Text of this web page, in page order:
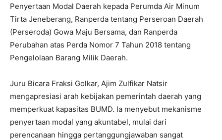
Penyertaan Modal Daerah kepada Perumda Air Minum
Tirta Jeneberang, Ranperda tentang Perseroan Daerah
(Perseroda) Gowa Maju Bersama, dan Ranperda
Perubahan atas Perda Nomor 7 Tahun 2018 tentang
Pengelolaan Barang Milik Daerah.
Juru Bicara Fraksi Golkar, Ajim Zulfikar Natsir
mengapresiasi arah kebijakan pemerintah daerah yang
memperkuat kapasitas BUMD. Ia menyebut mekanisme
penyertaan modal yang akuntabel, mulai dari
perencanaan hingga pertanggungjawaban sangat